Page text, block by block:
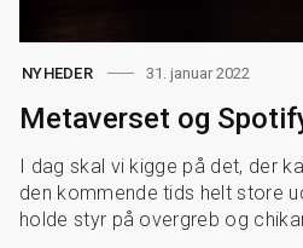
NYHEDER 31. januar 2022
Metaverset og
I dag skal vi kigge på det, der
den kommende tids helt store
holde styr på overgreb og